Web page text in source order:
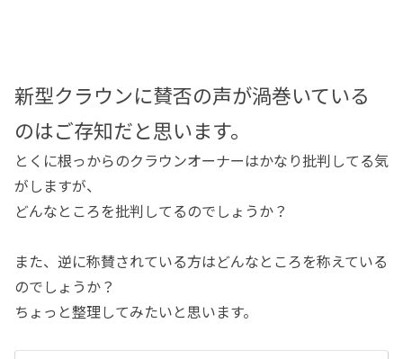
新型クラウンに賛否の声が渦巻いている
のはご存知だと思います。
とくに根っからのクラウンオーナーはかなり批判してる気
がしますが、
どんなところを批判してるのでしょうか？
また、逆に称賛されている方はどんなところを称えている
のでしょうか？
ちょっと整理してみたいと思います。